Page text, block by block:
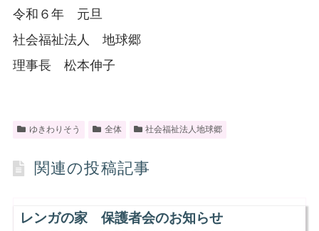
令和６年 元旦
社会福祉法人 地球郷
理事長 松本伸子
ゆきわりそう 全体 社会福祉法人地球郷
関連の投稿記事
レンガの家 保護者会のお知らせ